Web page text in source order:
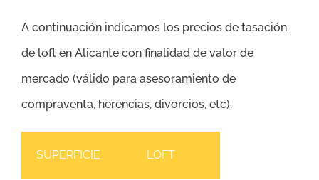
A continuación indicamos los precios de tasación
de loft en Alicante con finalidad de valor de
mercado (válido para asesoramiento de
compraventa, herencias, divorcios, etc).
SUPERFICIE LOFT